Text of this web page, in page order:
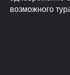
возможного